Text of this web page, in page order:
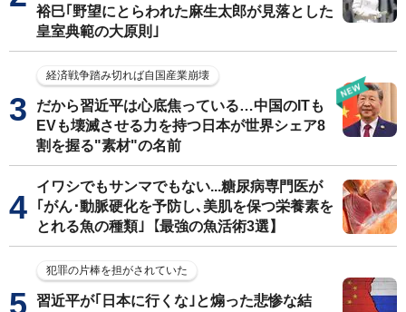
裕巳｢野望にとらわれた麻生太郎が見落とした
皇室典範の大原則｣
経済戦争踏み切れば自国産業崩壊
だから習近平は心底焦っている…中国のITも
EVも壊滅させる力を持つ日本が世界シェア8
割を握る"素材"の名前
イワシでもサンマでもない...糖尿病専門医が
｢がん･動脈硬化を予防し､美肌を保つ栄養素を
とれる魚の種類｣【最強の魚活術3選】
犯罪の片棒を担がされていた
習近平が｢日本に行くな｣と煽った悲惨な結